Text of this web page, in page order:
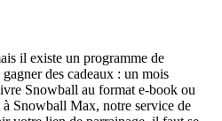
il existe un programme de
des cadeaux : un mois
Snowball au format e-book ou
à Snowball Max, notre service de